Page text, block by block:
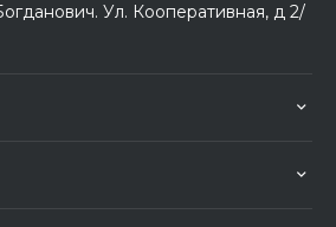
Ул. Кооперативная, д 2/